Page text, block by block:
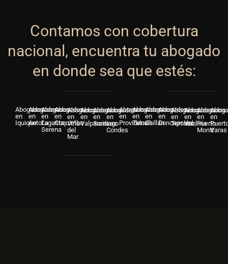
Contamos con cobertura
nacional, encuentra tu abogado
en donde sea que estés:
Abogados
en
Iquique
Abogados
en
Antofagasta
Abogados
en
La
Serena
Abogados
en
Coquimbo
Abogados
en
Viña
del
Mar
Abogados
en
Valparaiso
Abogados
en
Santiago
Abogados
en
Las
Condes
Abogados
en
Providencia
Abogados
en
Talca
Abogados
en
Chillán
Abogados
en
Concepción
Abogados
en
Temuco
Abogados
en
Valdivia
Abogados
en
Puerto
Montt
en
Varas